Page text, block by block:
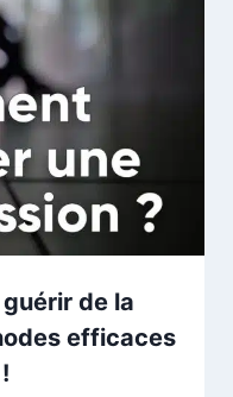
de la
efficaces